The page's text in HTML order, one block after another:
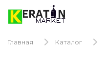
Главная Каталог